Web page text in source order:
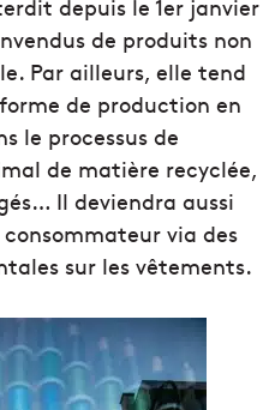
depuis le 1er janvier
de produits non
Par ailleurs, elle tend
de production en
le processus de
de matière recyclée,
Il deviendra aussi
via des
sur les vêtements.